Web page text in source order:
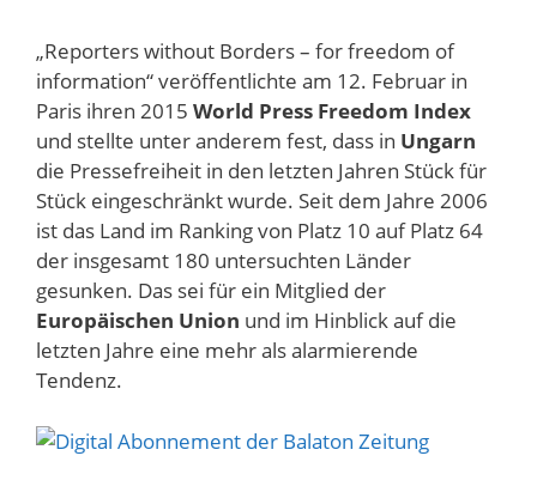
„Reporters without Borders – for freedom of
information“ veröffentlichte am 12. Februar in
Paris ihren 2015 World Press Freedom Index
und stellte unter anderem fest, dass in Ungarn
die Pressefreiheit in den letzten Jahren Stück für
Stück eingeschränkt wurde. Seit dem Jahre 2006
ist das Land im Ranking von Platz 10 auf Platz 64
der insgesamt 180 untersuchten Länder
gesunken. Das sei für ein Mitglied der
Europäischen Union und im Hinblick auf die
letzten Jahre eine mehr als alarmierende
Tendenz.